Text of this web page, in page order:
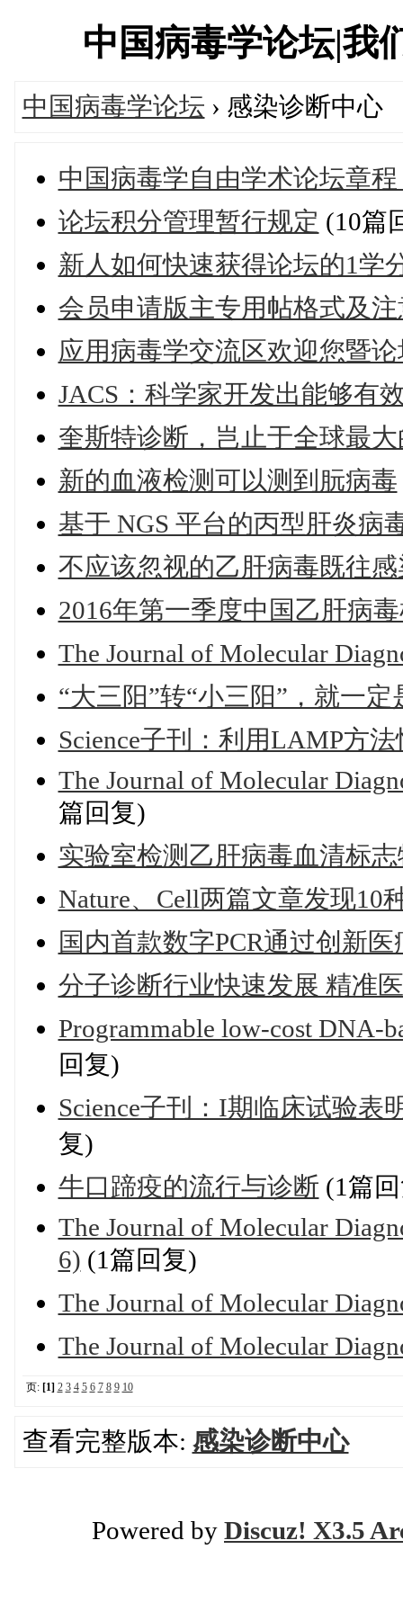
中国病毒学论坛|我
中国病毒学论坛 › 感染诊断中心
中国病毒学自由学术论坛章
论坛积分管理暂行规定 (10篇
新人如何快速获得论坛的1学
会员申请版主专用帖格式及
应用病毒学交流区欢迎您暨
JACS：科学家开发出能够有
奎斯特诊断，岂止于全球最
新的血液检测可以测到朊病毒
基于 NGS 平台的丙型肝炎病
不应该忽视的乙肝病毒既往感
2016年第一季度中国乙肝病
The Journal of Molecular
“大三阳”转“小三阳”，就一
Science子刊：利用LAMP方
The Journal of Molecular
篇回复)
实验室检测乙肝病毒血清标
Nature、Cell两篇文章发现10
国内首款数字PCR通过创新医
分子诊断行业快速发展 精准
Programmable low-cost DNA-
回复)
Science子刊：I期临床试验表
复)
牛口蹄疫的流行与诊断 (1篇
The Journal of Molecular
6) (1篇回复)
The Journal of Molecular
The Journal of Molecular
页: [1] 2 3 4 5 6 7 8 9 10
查看完整版本: 感染诊断中心
Powered by Discuz! X3.5